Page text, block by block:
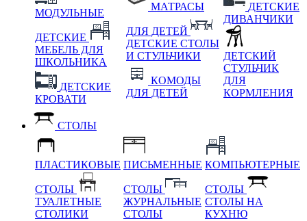
МОДУЛЬНЫЕ
ДЕТСКИЕ
МЕБЕЛЬ ДЛЯ
ШКОЛЬНИКА
ДЕТСКИЕ
КРОВАТИ
МАТРАСЫ
ДЛЯ ДЕТЕЙ
ДЕТСКИЕ СТОЛЫ
И СТУЛЬЧИКИ
КОМОДЫ
ДЛЯ ДЕТЕЙ
ДЕТСКИЕ
ДИВАНЧИКИ
ДЕТСКИЙ
СТУЛЬЧИК
ДЛЯ
КОРМЛЕНИЯ
СТОЛЫ
ПЛАСТИКОВЫЕ
СТОЛЫ
ТУАЛЕТНЫЕ
СТОЛИКИ
ПИСЬМЕННЫЕ
СТОЛЫ
ЖУРНАЛЬНЫЕ
СТОЛЫ
КОМПЬЮТЕРНЫЕ
СТОЛЫ
СТОЛЫ НА
КУХНЮ